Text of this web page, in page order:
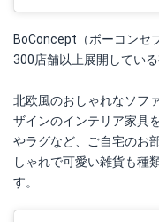
BoConcept（ボーコンセ
300店舗以上展開してい
北欧風のおしゃれなソフ
ザインのインテリア家具
やラグなど、ご自宅のお
しゃれで可愛い雑貨も種
す。